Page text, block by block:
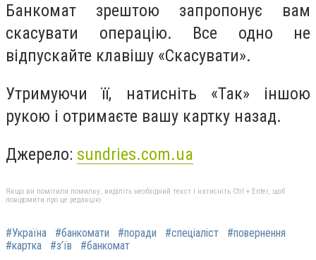
Банкомат зрештою запропонує вам
скасувати операцію. Все одно не
відпускайте клавішу «Скасувати».
Утримуючи її, натисніть «Так» іншою
рукою і отримаєте вашу картку назад.
Джерело: sundries.com.ua
Якщо ви помітили помилку, виділіть необхідний текст і натисніть Ctrl + Enter, щоб
повідомити про це редакцію
#Україна #банкомати #поради #спеціаліст
#повернення
#картка
#з’їв #банкомат